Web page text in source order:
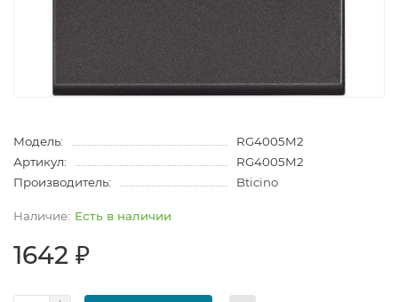
Модель:
RG4005M2
Артикул:
RG4005M2
Производитель:
Bticino
Есть в наличии
1642 ₽